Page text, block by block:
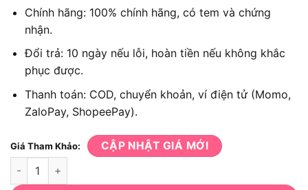
Chính hãng: 100% chính hãng, có tem và chứng
nhận.
Đổi trả: 10 ngày nếu lỗi, hoàn tiền nếu không khắc
phục được.
Thanh toán: COD, chuyển khoản, ví điện tử (Momo,
ZaloPay, ShopeePay).
Giá Tham Khảo: CẬP NHẬT GIÁ MỚI
Máy mài góc Dongcheng DSM180A số lượng